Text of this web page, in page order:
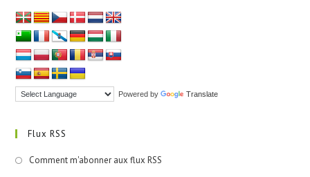
Powered by Translate
Flux RSS
Comment m'abonner aux flux RSS